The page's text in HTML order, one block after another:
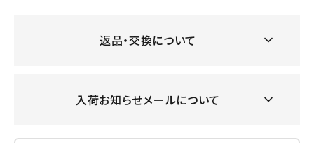
返品・交換について
入荷お知らせメールについて